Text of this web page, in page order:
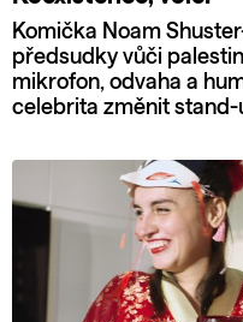
Komička Noam
předsudky vůči
mikrofon, odvaha a
celebrita změnit